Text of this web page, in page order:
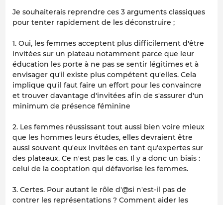
Je souhaiterais reprendre ces 3 arguments classiques
pour tenter rapidement de les déconstruire ;
1. Oui, les femmes acceptent plus difficilement d'être
invitées sur un plateau notamment parce que leur
éducation les porte à ne pas se sentir légitimes et à
envisager qu'il existe plus compétent qu'elles. Cela
implique qu'il faut faire un effort pour les convaincre
et trouver davantage d'invitées afin de s'assurer d'un
minimum de présence féminine
2. Les femmes réussissant tout aussi bien voire mieux
que les hommes leurs études, elles devraient être
aussi souvent qu'eux invitées en tant qu'expertes sur
des plateaux. Ce n'est pas le cas. Il y a donc un biais :
celui de la cooptation qui défavorise les femmes.
3. Certes. Pour autant le rôle d'@si n'est-il pas de
contrer les représentations ? Comment aider les